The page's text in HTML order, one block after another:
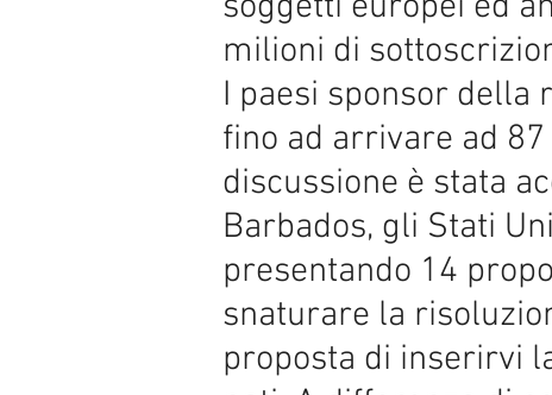
milioni di
I paesi sponsor della
fino ad arrivare ad
discussione è stata
Barbados, gli Stati
presentando 14
snaturare la
proposta di inserirvi